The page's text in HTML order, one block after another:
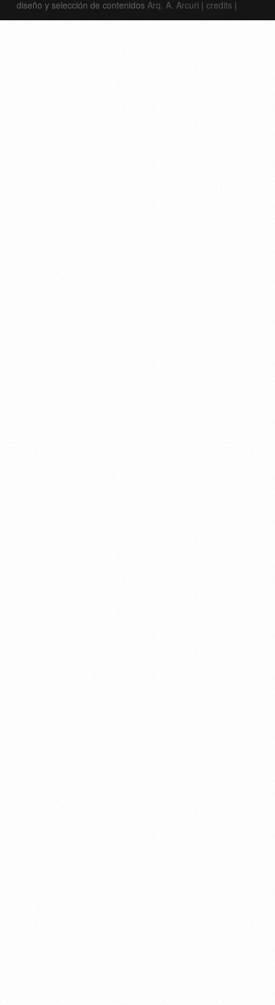
diseño y selección de contenidos Arq. A. Arcuri | credits |